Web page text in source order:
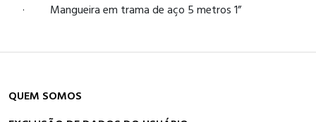
· Mangueira em trama de aço 5 metros 1”
QUEM SOMOS